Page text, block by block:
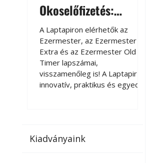
Okoselőfizetés:
Ezermester Extra
A Laptapiron elérhetők az
Ezermester, az Ezermester
Extra és az Ezermester Old
Timer lapszámai,
visszamenőleg is! A Laptapir új,
innovatív, praktikus és egyedi
az otthonában, útközben vagy
Kiadványaink